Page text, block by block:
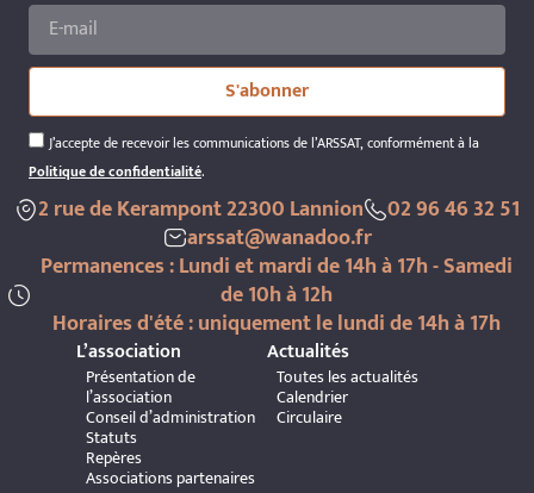
J’accepte de recevoir les communications de l’ARSSAT, conformément à la
Politique de confidentialité.
S'abonner
2 rue de Kerampont 22300 Lannion
02 96 46 32 51
arssat@wanadoo.fr
Permanences : Lundi et mardi de 14h à 17h - Samedi
de 10h à 12h
Horaires d'été : uniquement le lundi de 14h à 17h
L’association
Présentation de
l’association
Conseil d’administration
Statuts
Repères
Associations partenaires
Actualités
Toutes les actualités
Calendrier
Circulaire